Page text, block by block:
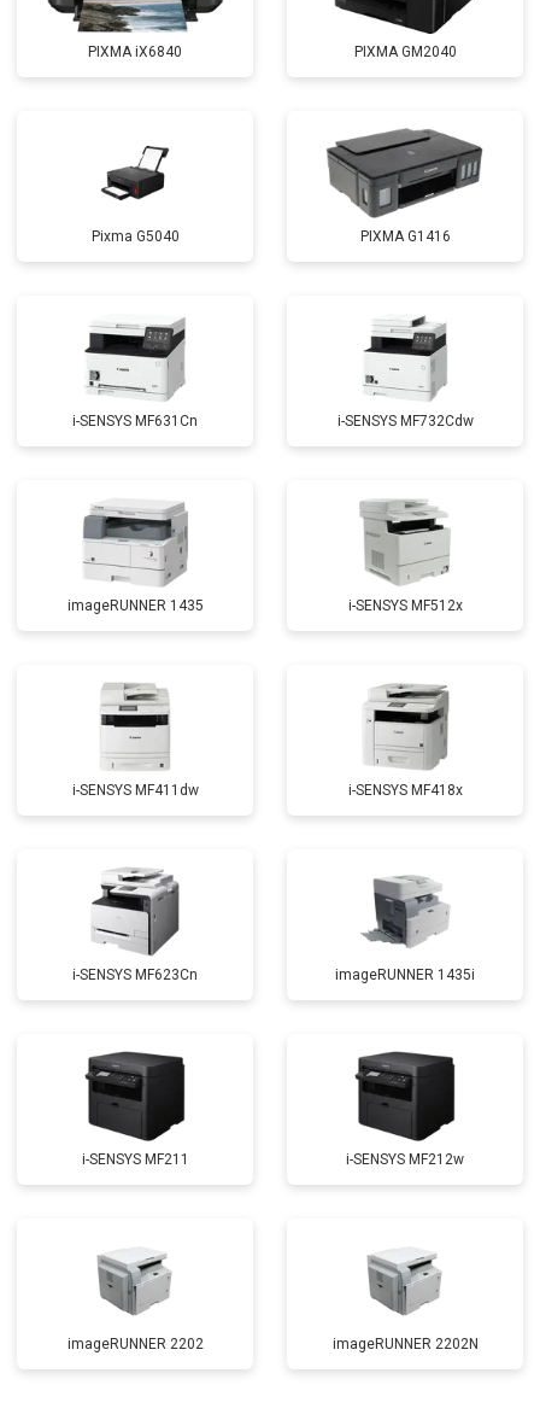
PIXMA iX6840 PIXMA GM2040
Pixma G5040 PIXMA G1416
i-SENSYS MF631Cn i-SENSYS MF732Cdw
imageRUNNER 1435 i-SENSYS MF512x
i-SENSYS MF411dw i-SENSYS MF418x
i-SENSYS MF623Cn imageRUNNER 1435i
i-SENSYS MF211 i-SENSYS MF212w
imageRUNNER 2202 imageRUNNER 2202N